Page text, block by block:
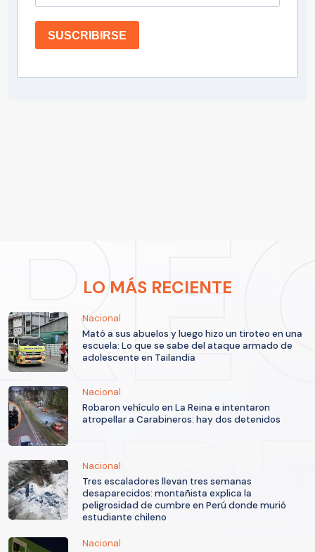
SUSCRIBIRSE
LO MÁS RECIENTE
Nacional
Mató a sus abuelos y luego hizo un tiroteo en una
escuela: Lo que se sabe del ataque armado de
adolescente en Tailandia
Nacional
Robaron vehículo en La Reina e intentaron
atropellar a Carabineros: hay dos detenidos
Nacional
Tres escaladores llevan tres semanas
desaparecidos: montañista explica la
peligrosidad de cumbre en Perú donde murió
estudiante chileno
Nacional